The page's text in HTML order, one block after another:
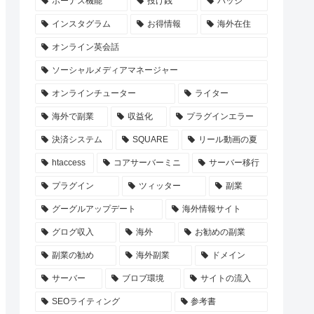
インスタグラム お得情報 海外在住
オンライン英会話
ソーシャルメディアマネージャー
オンラインチューター ライター
海外で副業 収益化 プラグインエラー
決済システム SQUARE リール動画の夏
htaccess コアサーバーミニ サーバー移行
プラグイン ツィッター 副業
グーグルアップデート 海外情報サイト
グログ収入 海外 お勧めの副業
副業の勧め 海外副業 ドメイン
サーバー ブロブ環境 サイトの流入
SEOライティング 参考書